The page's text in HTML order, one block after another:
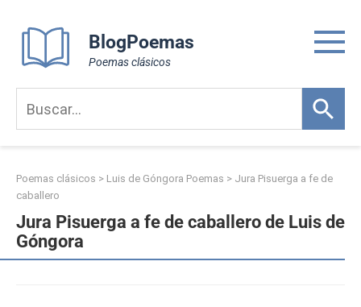
content
BlogPoemas
Poemas clásicos
Poemas clásicos > Luis de Góngora Poemas > Jura Pisuerga a fe de
caballero
Jura Pisuerga a fe de caballero de Luis de
Góngora